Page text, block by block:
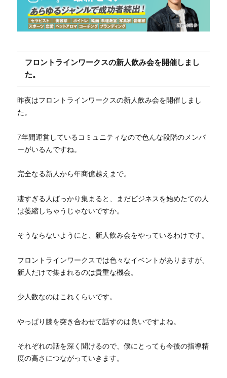
フロントラインワークスの新人飲み会を開催しまし
た。
昨夜はフロントラインワークスの新人飲み会を開催しまし
た。
7年間運営しているコミュニティなので色んな段階のメンバ
ーがいるんですね。
完全なる新人から年商億越えまで。
凄すぎる人ばっかり集まると、まだビジネスを始めたての人
は萎縮しちゃうじゃないですか。
そうならないようにと、新人飲み会をやっているわけです。
フロントラインワークスでは色々なイベントがありますが、
新人だけで集まれるのは貴重な機会。
少人数なのはこれくらいです。
やっぱり膝を突き合わせて話すのは良いですよね。
それぞれの話を深く聞けるので、僕にとっても今後の指導精
度の高さにつながっていきます。